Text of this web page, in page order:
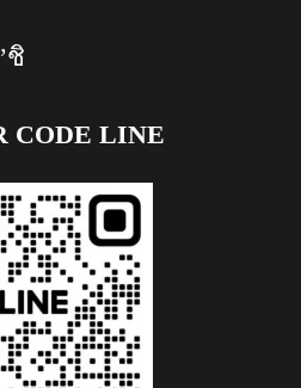
ชิ
CODE LINE